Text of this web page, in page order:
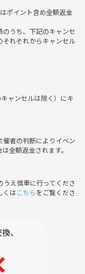
す
ポイント含め全額返金
のうち、下記のキャンセ
それぞれからキャンセル
ャンセルは除く）にキ
者の判断によりイベン
全額返金されます。
うえ慎重に行ってくださ
くはこちらをご覧くださ